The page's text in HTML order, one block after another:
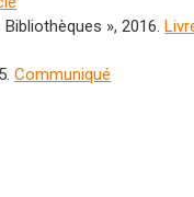
Bibliothèques », 2016.
Communiqué